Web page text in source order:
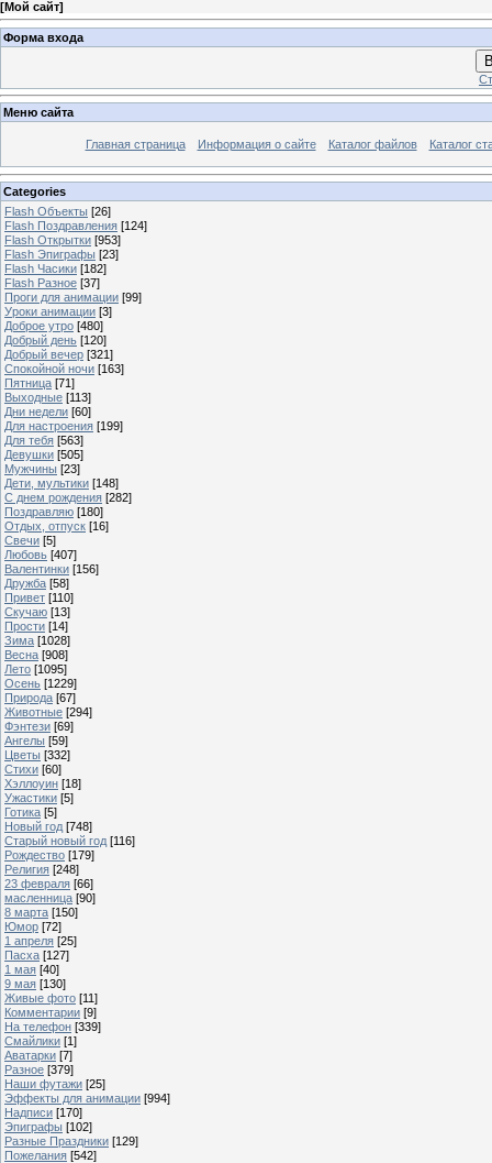
[Мой сайт]
Форма входа
Меню сайта
Главная страница Информация о сайте Каталог файлов Каталог
Categories
Flash Объекты [26]
Flash Поздравления [124]
Flash Открытки [953]
Flash Эпиграфы [23]
Flash Часики [182]
Flash Разное [37]
Проги для анимации [99]
Уроки анимации [3]
Доброе утро [480]
Добрый день [120]
Добрый вечер [321]
Спокойной ночи [163]
Пятница [71]
Выходные [113]
Дни недели [60]
Для настроения [199]
Для тебя [563]
Девушки [505]
Мужчины [23]
Дети, мультики [148]
С днем рождения [282]
Поздравляю [180]
Отдых, отпуск [16]
Свечи [5]
Любовь [407]
Валентинки [156]
Дружба [58]
Привет [110]
Скучаю [13]
Прости [14]
Зима [1028]
Весна [908]
Лето [1095]
Осень [1229]
Природа [67]
Животные [294]
Фэнтези [69]
Ангелы [59]
Цветы [332]
Стихи [60]
Хэллоуин [18]
Ужастики [5]
Готика [5]
Новый год [748]
Старый новый год [116]
Рождество [179]
Религия [248]
23 февраля [66]
масленница [90]
8 марта [150]
Юмор [72]
1 апреля [25]
Пасха [127]
1 мая [40]
9 мая [130]
Живые фото [11]
Комментарии [9]
На телефон [339]
Смайлики [1]
Аватарки [7]
Разное [379]
Наши футажи [25]
Эффекты для анимации [994]
Надписи [170]
Эпиграфы [102]
Разные Праздники [129]
Пожелания [542]